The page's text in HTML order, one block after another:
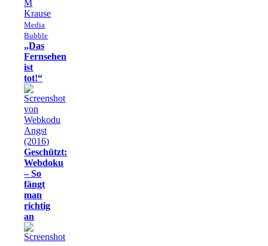
Media
Bubble
„Das
Fernsehen
ist
tot!“
Geschützt:
Webdoku
– So
fängt
man
richtig
an